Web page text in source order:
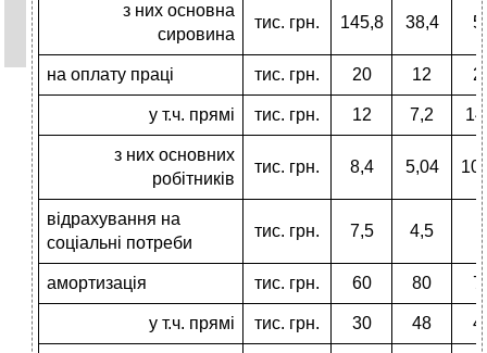
з них основна
сировина
тис. грн. 145,8 38,4
на оплату праці тис. грн. 20 12
у т.ч. прямі тис. грн. 12 7,2
з них основних
робітників
тис. грн. 8,4 5,04
відрахування на
соціальні потреби
тис. грн. 7,5 4,5 9
амортизація тис. грн. 60 80
у т.ч. прямі тис. грн. 30 48